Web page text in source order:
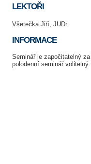
LEKTOŘI
Všetečka Jiří, JUDr.
INFORMACE
Seminář je započitatelný
polodenní seminář volitelný.